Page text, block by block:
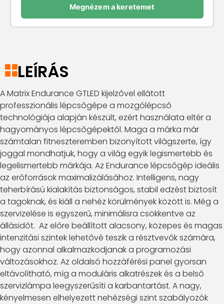
Megnézem a keretemet
LEÍRÁS
A Matrix Endurance GTLED kijelzővel ellátott
professzionális lépcsőgépe a mozgólépcső
technológiája alapján készült, ezért használata eltér a
hagyományos lépcsőgépektől. Maga a márka már
számtalan fitneszteremben bizonyított világszerte, így
joggal mondhatjuk, hogy a világ egyik legismertebb és
legelismertebb márkája. Az Endurance lépcsőgép ideális
az erőforrások maximalizálásához. Intelligens, nagy
teherbírású kialakítás biztonságos, stabil edzést biztosít
a tagoknak, és kiáll a nehéz körülmények között is. Még a
szervizelése is egyszerű, minimálisra csökkentve az
állásidőt. Az előre beállított alacsony, közepes és magas
intenzitási szintek lehetővé teszik a résztvevők számára,
hogy azonnal alkalmazkodjanak a programozási
változásokhoz. Az oldalsó hozzáférési panel gyorsan
eltávolítható, míg a moduláris alkatrészek és a belső
szervizlámpa leegyszerűsíti a karbantartást. A nagy,
kényelmesen elhelyezett nehézségi szint szabályozók